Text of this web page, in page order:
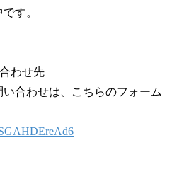
す。
わせ先
合わせは、こちらのフォーム